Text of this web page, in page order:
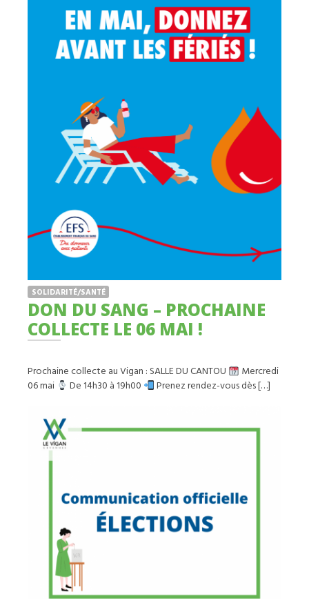
SOLIDARITÉ/SANTÉ
DON DU SANG – PROCHAINE
COLLECTE LE 06 MAI !
Prochaine collecte au Vigan : SALLE DU CANTOU
Mercredi
06 mai
De 14h30 à 19h00 Prenez rendez-vous dès […]